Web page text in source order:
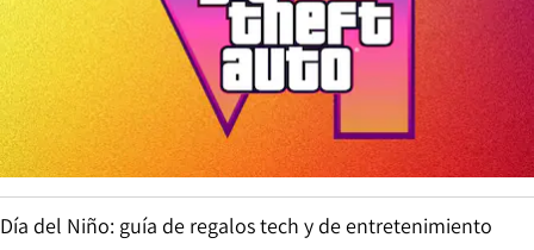
Día del Niño: guía de regalos tech y de entretenimiento